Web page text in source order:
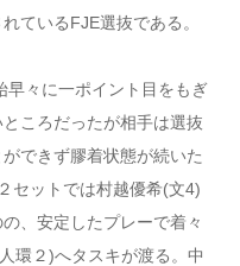
ているFJE選抜である。
早々に一ポイント目をもぎ
ころだったが相手は選抜
できず膠着状態が続いた
セットでは村越優希(文4)
、安定したプレーで着々
環２)へタスキが渡る。中